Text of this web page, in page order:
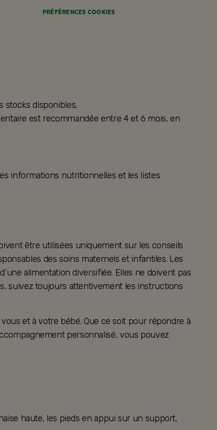
PRÉFÉRENCES COOKIES
stocks disponibles.
est recommandée entre 4 et 6 mois, en
informations nutritionnelles et les listes
être utilisées uniquement sur les conseils
des soins maternels et infantiles. Les
alimentation diversifiée. Elles ne doivent pas
suivez toujours attentivement les instructions
et à votre bébé. Que ce soit pour répondre à
personnalisé, vous pouvez
haute, les pieds en appui sur un support,